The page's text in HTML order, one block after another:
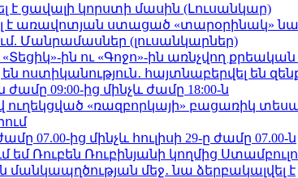
է ցավալի կորստի մասին (Լուսանկար)
է առավոտյան ստացած «տարօրինակ»
Մանրամասներ (լուսանկարներ)
ին ու «Գոջո»-ին առնչվող
ոստիկանություն․ հայտնաբերվել են
09:00-ից մինչև ժամը 18:00-ն
ուղեկցված «ռազբորկայի» բացառիկ
07.00-ից մինչև հուլիսի 29-ը ժամը 07.00-ն
Ռուբեն Ռուբինյանի կողմից
մանկապղծության մեջ․ նա ձերբակալվել է